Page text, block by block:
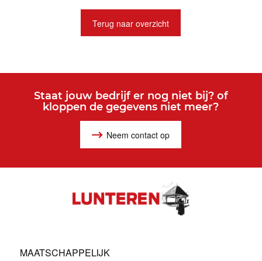
Terug naar overzicht
Staat jouw bedrijf er nog niet bij? of
kloppen de gegevens niet meer?
Neem contact op
MAATSCHAPPELIJK